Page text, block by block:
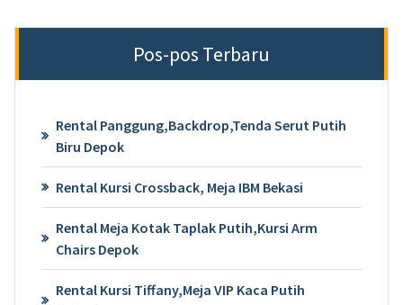
Pos-pos Terbaru
Rental Panggung,Backdrop,Tenda Serut Putih
Biru Depok
Rental Kursi Crossback, Meja IBM Bekasi
Rental Meja Kotak Taplak Putih,Kursi Arm
Chairs Depok
Rental Kursi Tiffany,Meja VIP Kaca Putih